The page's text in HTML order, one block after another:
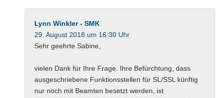
Lynn Winkler - SMK
29. August 2018 um 16:30 Uhr
Sehr geehrte Sabine,
vielen Dank für Ihre Frage. Ihre Befürchtung, dass
ausgeschriebene Funktionsstellen für SL/SSL künftig
nur noch mit Beamten besetzt werden, ist